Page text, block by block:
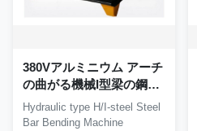
380Vアルミニウム アーチ
の曲がる機械I型梁の鋼鉄
に冷たい曲がること
Hydraulic type H/I-steel Steel
Bar Bending Machine